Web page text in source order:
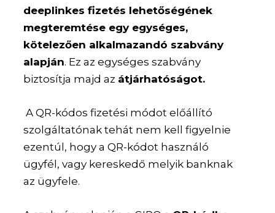
deeplinkes fizetés lehetőségének
megteremtése egy egységes,
kötelezően alkalmazandó szabvány
alapján. Ez az egységes szabvány
biztosítja majd az átjárhatóságot.
A QR-kódos fizetési módot előállító
szolgáltatónak tehát nem kell figyelnie
ezentúl, hogy a QR-kódot használó
ügyfél, vagy kereskedő melyik banknak
az ügyfele.